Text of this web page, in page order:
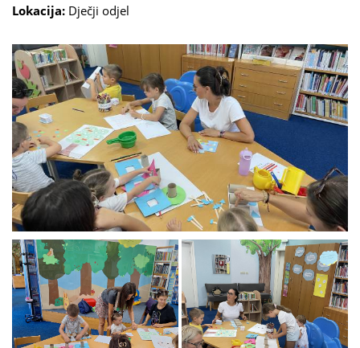
Lokacija: Dječji odjel